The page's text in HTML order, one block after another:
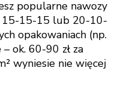
popularne nawozy
15-15-15 lub 20-10-
opakowaniach (np.
ok. 60-90 zł za
wyniesie nie więcej